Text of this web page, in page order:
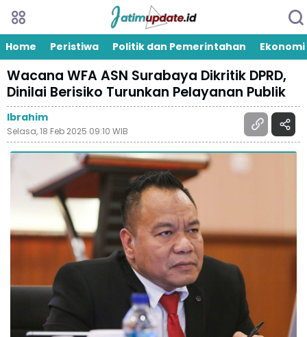
Home Peristiwa Politik dan Pemerintahan Ekonomi
Wacana WFA ASN Surabaya Dikritik DPRD,
Dinilai Berisiko Turunkan Pelayanan Publik
Ibrahim
Selasa, 18 Feb 2025 09:10 WIB